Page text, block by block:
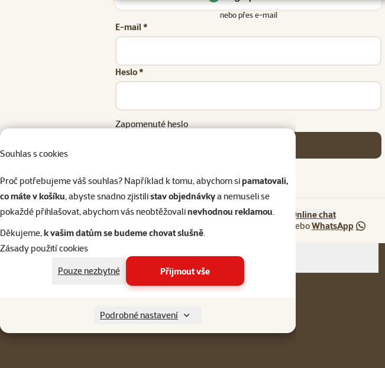
Souhlas s cookies
Proč potřebujeme váš souhlas? Například k tomu, abychom sipamatovali,
co máte v košíku, abyste snadno zjistilistav objednávkya nemuseli se
pokaždé přihlašovat, abychom vás neobtěžovalinevhodnou reklamou.
Děkujeme,k vašim datům se budeme chovat slušně.
Zásady použití cookies
Pouze nezbytné
Přijmout vše
Podrobné nastavení
nebo přes e-mail
E-mail *
Heslo *
Zapomenuté heslo
Napište nám 321 000 180
Online chat
neboWhatsApp
Menu v patičce
Pro zákazníky